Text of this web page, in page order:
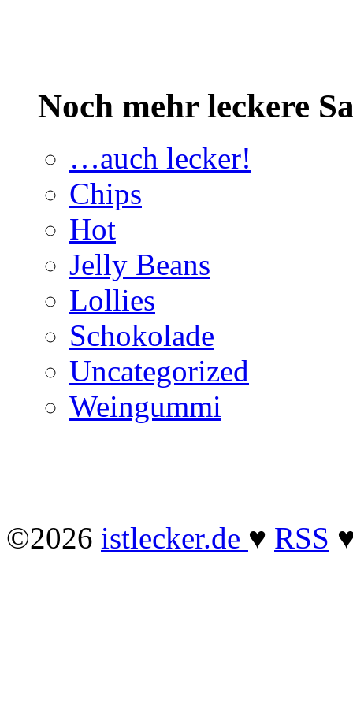
Noch mehr leckere
…auch lecker!
Chips
Hot
Jelly Beans
Lollies
Schokolade
Uncategorized
Weingummi
©2026 istlecker.de ♥ RSS